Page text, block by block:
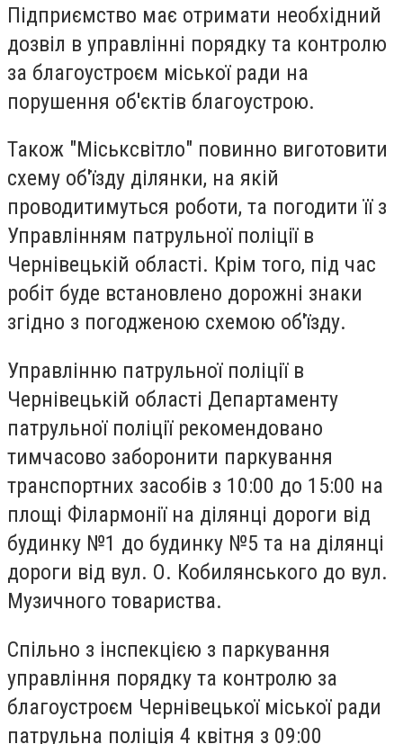
Підприємство має отримати необхідний
дозвіл в управлінні порядку та контролю
за благоустроєм міської ради на
порушення об'єктів благоустрою.
Також "Міськсвітло" повинно виготовити
схему об'їзду ділянки, на якій
проводитимуться роботи, та погодити її з
Управлінням патрульної поліції в
Чернівецькій області. Крім того, під час
робіт буде встановлено дорожні знаки
згідно з погодженою схемою об'їзду.
Управлінню патрульної поліції в
Чернівецькій області Департаменту
патрульної поліції рекомендовано
тимчасово заборонити паркування
транспортних засобів з 10:00 до 15:00 на
площі Філармонії на ділянці дороги від
будинку №1 до будинку №5 та на ділянці
дороги від вул. О. Кобилянського до вул.
Музичного товариства.
Спільно з інспекцією з паркування
управління порядку та контролю за
благоустроєм Чернівецької міської ради
патрульна поліція 4 квітня з 09:00